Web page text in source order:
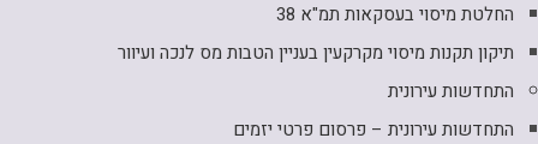
החלטת מיסוי בעסקאות תמ"א 38
תיקון תקנות מיסוי מקרקעין בעניין הטבות מס לנכה ועיוור
התחדשות עירונית
התחדשות עירונית – פרסום פרטי יזמים